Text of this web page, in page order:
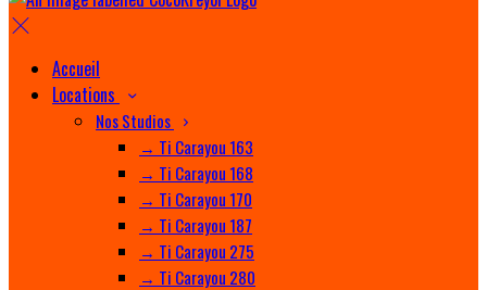
Accueil
Locations
Nos Studios
→ Ti Carayou 163
→ Ti Carayou 168
→ Ti Carayou 170
→ Ti Carayou 187
→ Ti Carayou 275
→ Ti Carayou 280